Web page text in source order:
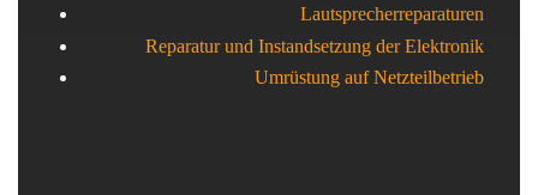
Lautsprecherreparaturen
Reparatur und Instandsetzung der Elektronik
Umrüstung auf Netzteilbetrieb